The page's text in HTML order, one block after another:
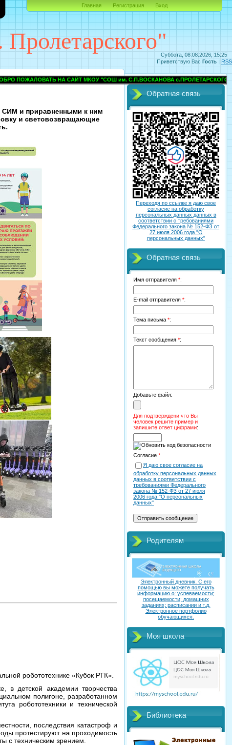
Суббота, 08.08.2026, 15:25
Главная Регистрация Вход
Приветствую Вас Гость | RSS
НА САЙТ МКОУ "СОШ им. С.П.ВОСКАНОВА с.ПРОЛЕТАРСКОГО"
СИМ и приравненными к ним
и световозвращающие
робототехнике «Кубок РТК».
в детской академии творчества
полигоне, разработанном
робототехники и технической
последствия катастроф и
протестируют на проходимость
с техническим зрением.
Обратная связь
Переходя по ссылке я даю свое
согласие на обработку
персональных данных данных в
соответствии с требованиями
Федерального закона № 152-ФЗ от
27 июля 2006 года "О
персональных данных"
Обратная связь
Имя отправителя *:
E-mail отправителя *:
Тема письма *:
Текст сообщения *:
Добавьте файл:
Для подтверждени что Вы
человек решите пример и
запишите ответ цифрами:
Согласие *
Я даю свое согласие на
обработку персональных данных
данных в соответствии с
требованиями Федерального
закона № 152-ФЗ от 27 июля
2006 года "О персональных
данных"
Родителям
Электронный дневник. C его
помощью вы можете получать
информацию о: успеваемости;
посещаемости; домашних
заданиях; расписании и т.д.
Электронное портфолио
обучающихся.
Моя школа
Библиотека